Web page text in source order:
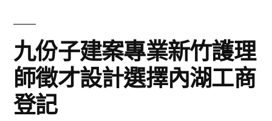
九份子建案專業新竹護理
師徵才設計選擇內湖工商
登記